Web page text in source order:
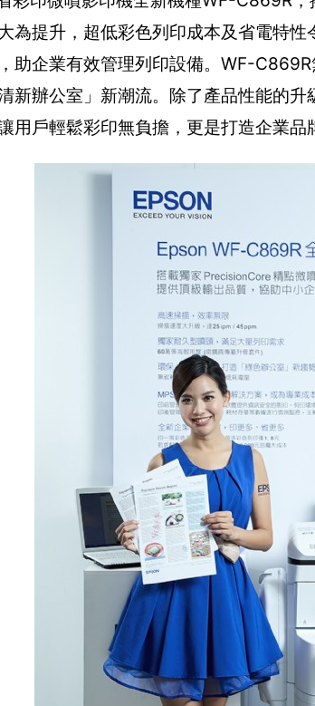
為提升，超低彩色列印成本及省電特
助企業有效管理列印設備。WF-
新辦公室」新潮流。除了產品性能的
用戶輕鬆彩印無負擔，更是打造企業品